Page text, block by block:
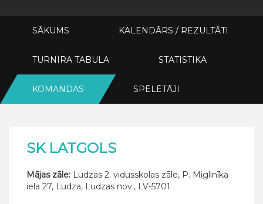
SĀKUMS KALENDĀRS / REZULTĀTI
TURNĪRA TABULA STATISTIKA
KOMANDAS SPĒLĒTĀJI
SK LATGOLS
Mājas zāle: Ludzas 2. vidusskolas zāle, P. Miglinīka
iela 27, Ludza, Ludzas nov., LV-5701